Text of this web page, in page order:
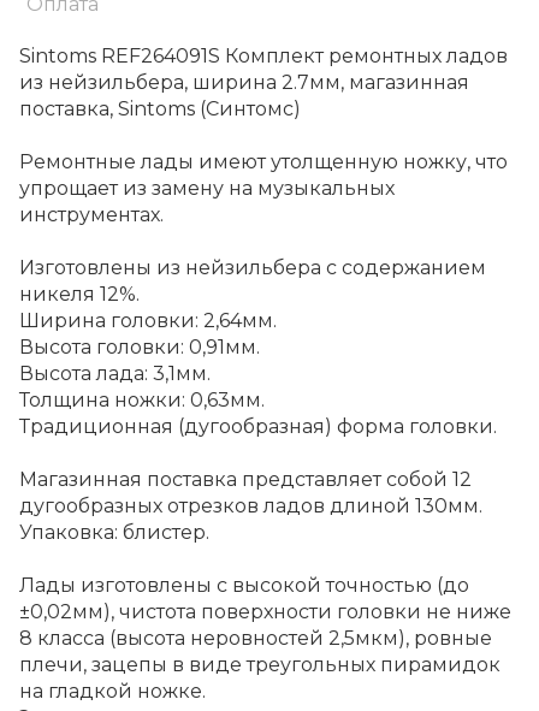
Оплата
Sintoms REF264091S Комплект ремонтных ладов
из нейзильбера, ширина 2.7мм, магазинная
поставка, Sintoms (Синтомс)
Ремонтные лады имеют утолщенную ножку, что
упрощает из замену на музыкальных
инструментах.
Изготовлены из нейзильбера с содержанием
никеля 12%.
Ширина головки: 2,64мм.
Высота головки: 0,91мм.
Высота лада: 3,1мм.
Толщина ножки: 0,63мм.
Традиционная (дугообразная) форма головки.
Магазинная поставка представляет собой 12
дугообразных отрезков ладов длиной 130мм.
Упаковка: блистер.
Лады изготовлены с высокой точностью (до
±0,02мм), чистота поверхности головки не ниже
8 класса (высота неровностей 2,5мкм), ровные
плечи, зацепы в виде треугольных пирамидок
на гладкой ножке.